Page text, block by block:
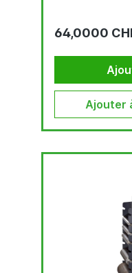
64,0000
Ajouter